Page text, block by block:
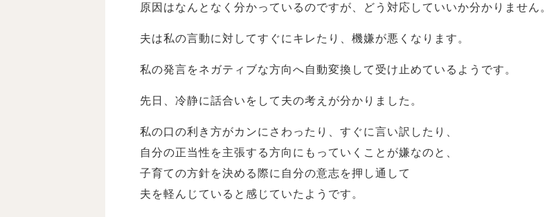
原因はなんとなく分かっているのですが、どう対応していいか分かりません。
夫は私の言動に対してすぐにキレたり、機嫌が悪くなります。
私の発言をネガティブな方向へ自動変換して受け止めているようです。
先日、冷静に話合いをして夫の考えが分かりました。
私の口の利き方がカンにさわったり、すぐに言い訳したり、
自分の正当性を主張する方向にもっていくことが嫌なのと、
子育ての方針を決める際に自分の意志を押し通して
夫を軽んじていると感じていたようです。